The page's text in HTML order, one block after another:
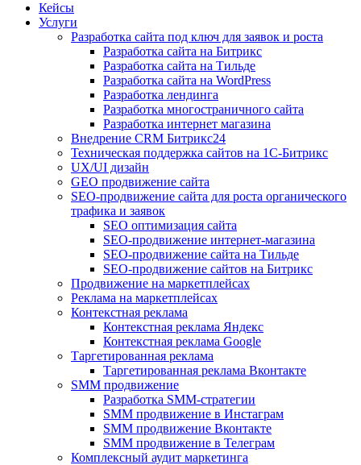
Кейсы
Услуги
Разработка сайта под ключ для заявок и роста
Разработка сайта на Битрикс
Разработка сайта на Тильде
Разработка сайта на WordPress
Разработка лендинга
Разработка многостраничного сайта
Разработка интернет магазина
Внедрение CRM Битрикс24
Техническая поддержка сайтов на 1С-Битрикс
UX/UI дизайн
GEO продвижение сайта
SEO-продвижение сайта для роста органического
трафика и заявок
SEO оптимизация сайта
SEO-продвижение интернет-магазина
SEO-продвижение сайта на Тильде
SEO-продвижение сайтов на Битрикс
Продвижение на маркетплейсах
Реклама на маркетплейсах
Контекстная реклама
Контекстная реклама Яндекс
Контекстная реклама Google
Таргетированная реклама
Таргетированная реклама Вконтакте
SMM продвижение
Разработка SMM-стратегии
SMM продвижение в Инстаграм
SMM продвижение Вконтакте
SMM продвижение в Телеграм
Комплексный аудит маркетинга